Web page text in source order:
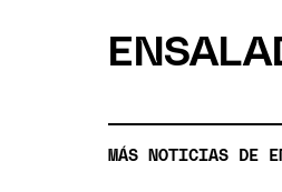
MÁS NOTICIAS DE